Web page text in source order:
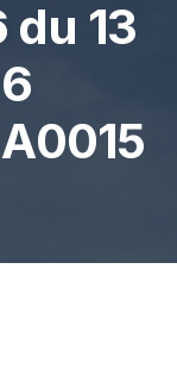
du 13